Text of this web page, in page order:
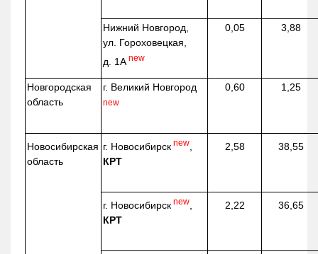
Нижний Новгород,
ул. Гороховецкая,
д. 1А new
0,05 3,88
Новгородская
область
г. Великий Новгород
new
0,60 1,25
Новосибирская
область
г. Новосибирск new
КРТ
2,58 38,55
г. Новосибирск new
КРТ
2,22 36,65